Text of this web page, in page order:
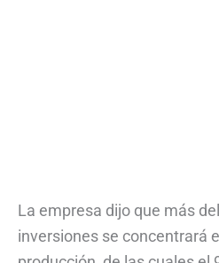
La empresa dijo que más
inversiones se concentrará